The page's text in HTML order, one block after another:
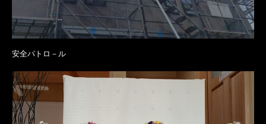
安全パトロ－ル